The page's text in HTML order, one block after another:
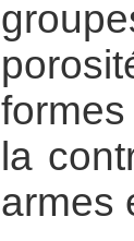
la
armes